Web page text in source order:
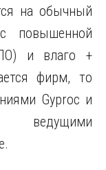
на обычный
повышенной
и влаго +
фирм, то
Gyproc и
ведущими